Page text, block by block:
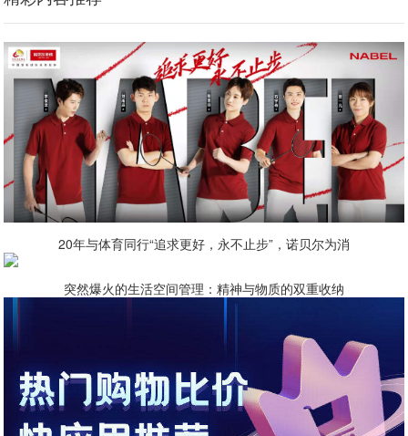
20年与体育同行“追求更好，永不止步”，诺贝尔为消
突然爆火的生活空间管理：精神与物质的双重收纳